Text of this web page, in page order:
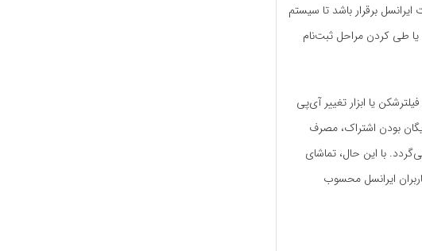
برقرار باشد تا سیستم
طی کردن مراحل ثبت‌نام
یا ابزار تغییر آی‌پی
بودن اشتراک، مصرف
با این حال، تماشای
ایرانسل محسوب